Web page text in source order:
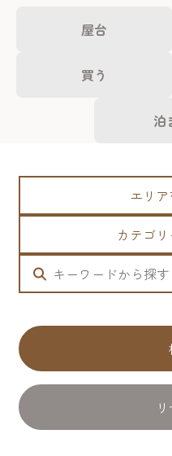
屋台
買う
泊
エリ
カテゴ